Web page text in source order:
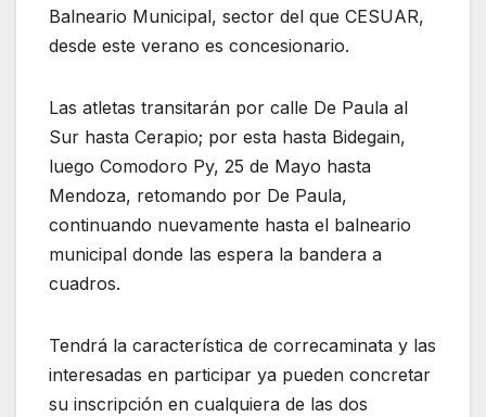
Balneario Municipal, sector del que CESUAR,
desde este verano es concesionario.
Las atletas transitarán por calle De Paula al
Sur hasta Cerapio; por esta hasta Bidegain,
luego Comodoro Py, 25 de Mayo hasta
Mendoza, retomando por De Paula,
continuando nuevamente hasta el balneario
municipal donde las espera la bandera a
cuadros.
Tendrá la característica de correcaminata y las
interesadas en participar ya pueden concretar
su inscripción en cualquiera de las dos